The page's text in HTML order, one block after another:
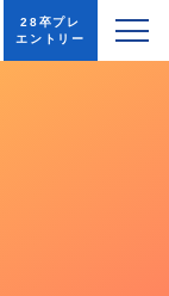
28卒プレ
エントリー